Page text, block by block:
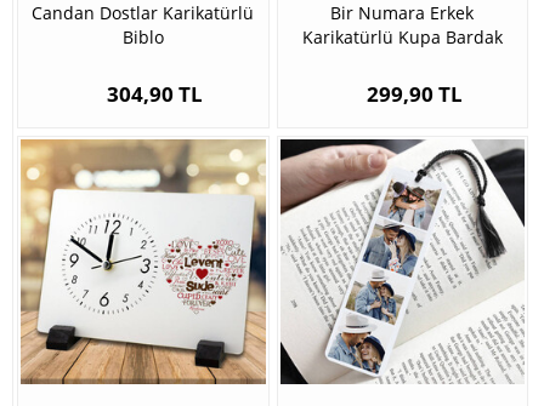
Candan Dostlar Karikatürlü
Biblo
304,90 TL
Bir Numara Erkek
Karikatürlü Kupa Bardak
299,90 TL